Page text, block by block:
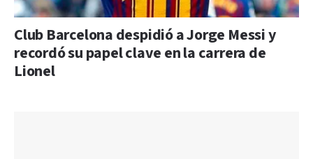
Club Barcelona despidió a Jorge Messi y
recordó su papel clave en la carrera de
Lionel